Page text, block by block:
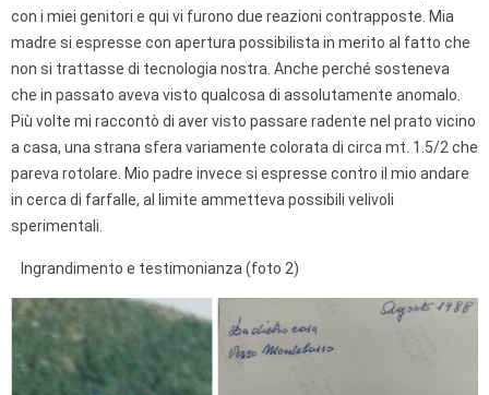
con i miei genitori e qui vi furono due reazioni contrapposte. Mia
madre si espresse con apertura possibilista in merito al fatto che
non si trattasse di tecnologia nostra. Anche perché sosteneva
che in passato aveva visto qualcosa di assolutamente anomalo.
Più volte mi raccontò di aver visto passare radente nel prato vicino
a casa, una strana sfera variamente colorata di circa mt. 1.5/2 che
pareva rotolare. Mio padre invece si espresse contro il mio andare
in cerca di farfalle, al limite ammetteva possibili velivoli
sperimentali.
Ingrandimento e testimonianza (foto 2)